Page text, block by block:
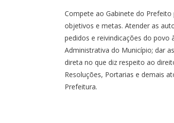
Compete ao Gabinete do
objetivos e metas. Atender as
pedidos e reivindicações do povo
Administrativa do Município; dar
direta no que diz respeito ao
Resoluções, Portarias e demais
Prefeitura.